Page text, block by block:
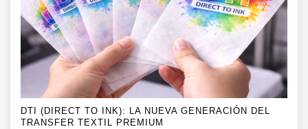
DTI (DIRECT TO INK): LA NUEVA GENERACIÓN DEL
TRANSFER TEXTIL PREMIUM